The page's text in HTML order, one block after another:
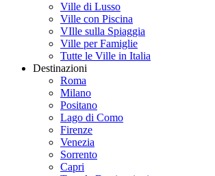
Ville di Lusso
Ville con Piscina
VIlle sulla Spiaggia
Ville per Famiglie
Tutte le Ville in Italia
Destinazioni
Roma
Milano
Positano
Lago di Como
Firenze
Venezia
Sorrento
Capri